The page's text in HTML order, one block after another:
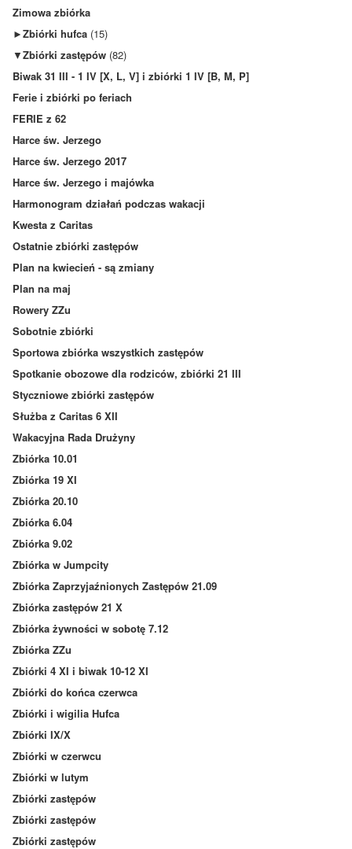
Zimowa zbiórka
►Zbiórki hufca (15)
▼Zbiórki zastępów (82)
Biwak 31 III - 1 IV [X, L, V] i zbiórki 1 IV [B, M, P]
Ferie i zbiórki po feriach
FERIE z 62
Harce św. Jerzego
Harce św. Jerzego 2017
Harce św. Jerzego i majówka
Harmonogram działań podczas wakacji
Kwesta z Caritas
Ostatnie zbiórki zastępów
Plan na kwiecień - są zmiany
Plan na maj
Rowery ZZu
Sobotnie zbiórki
Sportowa zbiórka wszystkich zastępów
Spotkanie obozowe dla rodziców, zbiórki 21 III
Styczniowe zbiórki zastępów
Służba z Caritas 6 XII
Wakacyjna Rada Drużyny
Zbiórka 10.01
Zbiórka 19 XI
Zbiórka 20.10
Zbiórka 6.04
Zbiórka 9.02
Zbiórka w Jumpcity
Zbiórka Zaprzyjaźnionych Zastępów 21.09
Zbiórka zastępów 21 X
Zbiórka żywności w sobotę 7.12
Zbiórka ZZu
Zbiórki 4 XI i biwak 10-12 XI
Zbiórki do końca czerwca
Zbiórki i wigilia Hufca
Zbiórki IX/X
Zbiórki w czerwcu
Zbiórki w lutym
Zbiórki zastępów
Zbiórki zastępów
Zbiórki zastępów